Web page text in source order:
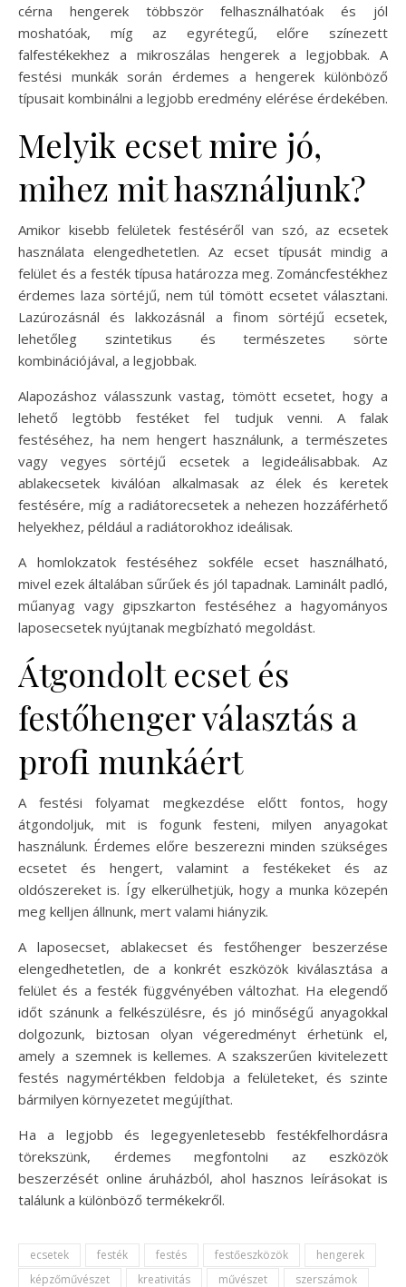
cérna hengerek többször felhasználhatóak és jól
moshatóak, míg az egyrétegű, előre színezett
falfestékekhez a mikroszálas hengerek a legjobbak. A
festési munkák során érdemes a hengerek különböző
típusait kombinálni a legjobb eredmény elérése érdekében.
Melyik ecset mire jó,
mihez mit használjunk?
Amikor kisebb felületek festéséről van szó, az ecsetek
használata elengedhetetlen. Az ecset típusát mindig a
felület és a festék típusa határozza meg. Zománcfestékhez
érdemes laza sörtéjű, nem túl tömött ecsetet választani.
Lazúrozásnál és lakkozásnál a finom sörtéjű ecsetek,
lehetőleg szintetikus és természetes sörte
kombinációjával, a legjobbak.
Alapozáshoz válasszunk vastag, tömött ecsetet, hogy a
lehető legtöbb festéket fel tudjuk venni. A falak
festéséhez, ha nem hengert használunk, a természetes
vagy vegyes sörtéjű ecsetek a legideálisabbak. Az
ablakecsetek kiválóan alkalmasak az élek és keretek
festésére, míg a radiátorecsetek a nehezen hozzáférhető
helyekhez, például a radiátorokhoz ideálisak.
A homlokzatok festéséhez sokféle ecset használható,
mivel ezek általában sűrűek és jól tapadnak. Laminált padló,
műanyag vagy gipszkarton festéséhez a hagyományos
laposecsetek nyújtanak megbízható megoldást.
Átgondolt ecset és
festőhenger választás a
profi munkáért
A festési folyamat megkezdése előtt fontos, hogy
átgondoljuk, mit is fogunk festeni, milyen anyagokat
használunk. Érdemes előre beszerezni minden szükséges
ecsetet és hengert, valamint a festékeket és az
oldószereket is. Így elkerülhetjük, hogy a munka közepén
meg kelljen állnunk, mert valami hiányzik.
A laposecset, ablakecset és festőhenger beszerzése
elengedhetetlen, de a konkrét eszközök kiválasztása a
felület és a festék függvényében változhat. Ha elegendő
időt szánunk a felkészülésre, és jó minőségű anyagokkal
dolgozunk, biztosan olyan végeredményt érhetünk el,
amely a szemnek is kellemes. A szakszerűen kivitelezett
festés nagymértékben feldobja a felületeket, és szinte
bármilyen környezetet megújíthat.
Ha a legjobb és legegyenletesebb festékfelhordásra
törekszünk, érdemes megfontolni az eszközök
beszerzését online áruházból, ahol hasznos leírásokat is
találunk a különböző termékekről.
ecsetek festék festés festőeszközök
hengerek
képzőművészet
kreativitás művészet szerszámok